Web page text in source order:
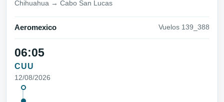
Chihuahua → Cabo San Lucas
Aeromexico Vuelos 139_388
06:05
CUU
12/08/2026